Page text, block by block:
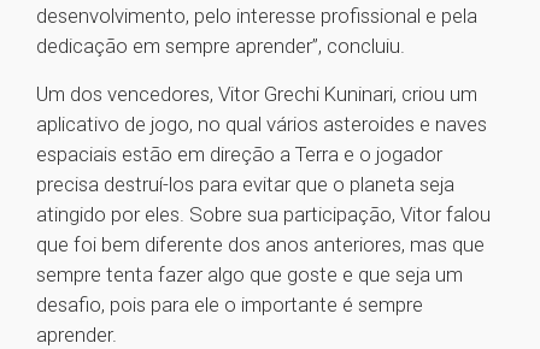
desenvolvimento, pelo interesse profissional e pela
dedicação em sempre aprender”, concluiu.
Um dos vencedores, Vitor Grechi Kuninari, criou um
aplicativo de jogo, no qual vários asteroides e naves
espaciais estão em direção a Terra e o jogador
precisa destruí-los para evitar que o planeta seja
atingido por eles. Sobre sua participação, Vitor falou
que foi bem diferente dos anos anteriores, mas que
sempre tenta fazer algo que goste e que seja um
desafio, pois para ele o importante é sempre
aprender.